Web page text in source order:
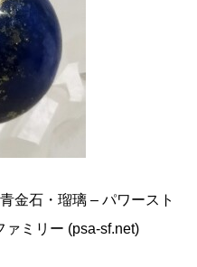
石・瑠璃 – パワースト
ァミリー (psa-sf.net)